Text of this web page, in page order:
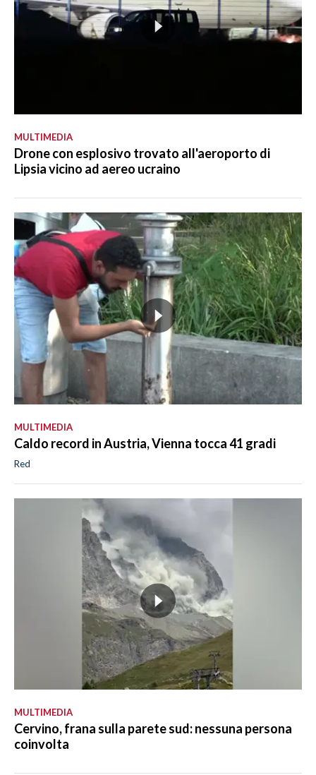
MULTIMEDIA
Drone con esplosivo trovato all'aeroporto di
Lipsia vicino ad aereo ucraino
MULTIMEDIA
Caldo record in Austria, Vienna tocca 41 gradi
Red
MULTIMEDIA
Cervino, frana sulla parete sud: nessuna persona
coinvolta